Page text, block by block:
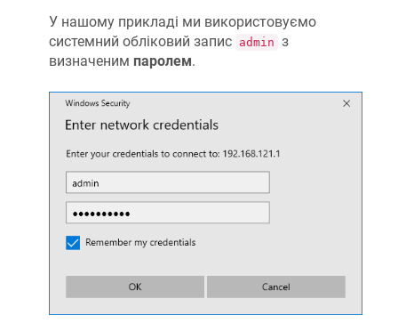
У нашому прикладі ми використовуємо
системний обліковий запис admin з
визначеним паролем.